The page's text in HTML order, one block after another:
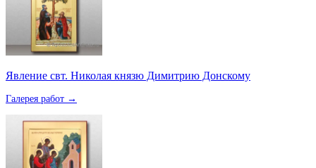
Явление свт. Николая князю Димитрию Донскому
Галерея работ →